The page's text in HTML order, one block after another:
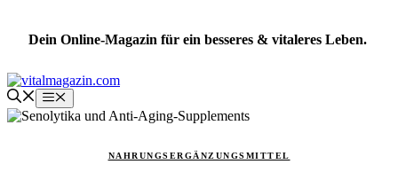
springen
Dein Online-Magazin für ein besseres & vitaleres Leben.
Menü
NAHRUNGSERGÄNZUNGSMITTEL